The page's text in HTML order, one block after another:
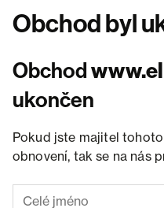
Obchod byl
Obchod
ukončen
Pokud jste majitel
obnovení, tak se na nás